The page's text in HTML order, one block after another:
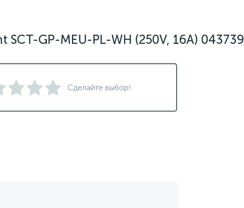
GP-MEU-PL-WH (250V, 16A) 043739
Сделайте выбор!